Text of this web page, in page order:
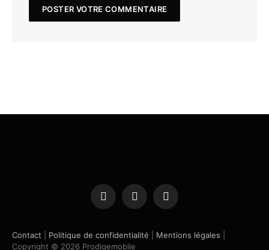
Facebook
X
Instagram
Contact Politique de confidentialité Mentions légales
Copyright © 2026 Prodigemobile